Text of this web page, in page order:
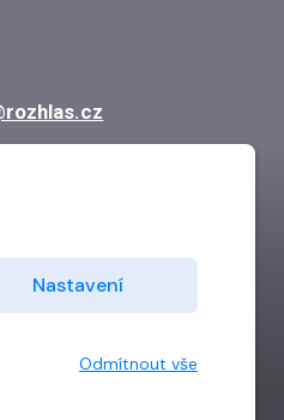
Nastavení
Odmítnout vše